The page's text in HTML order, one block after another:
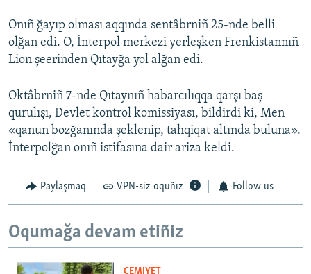
Onıñ ğayıp olması aqqında sentâbrniñ 25-nde belli
olğan edi. O, İnterpol merkezi yerleşken Frenkistannıñ
Lion şeerinden Qıtayğa yol alğan edi.
Oktâbrniñ 7-nde Qıtaynıñ habarcılıqqa qarşı baş
qurulışı, Devlet kontrol komissiyası, bildirdi ki, Men
«qanun bozğanında şeklenip, tahqiqat altında buluna».
İnterpolğan onıñ istifasına dair ariza keldi.
Paylaşmaq VPN-siz oquñız Follow us
Oqumağa devam etiñiz
CEMİYET